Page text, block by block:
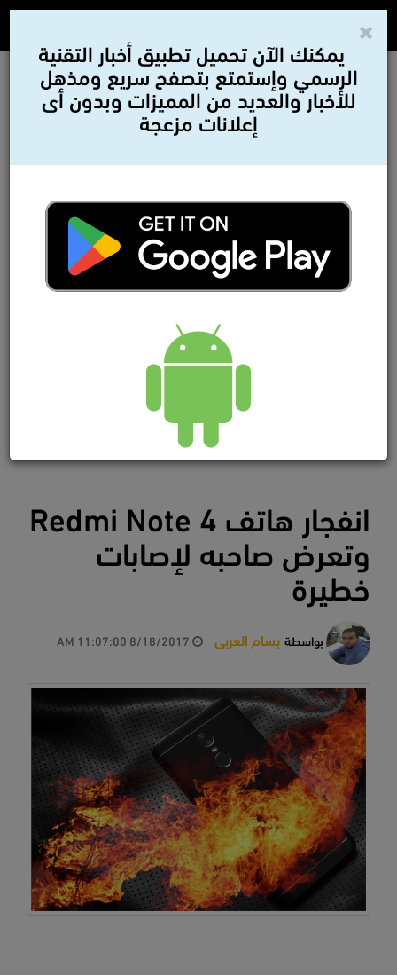
انفجار هاتف Redmi Note 4
وتعرض صاحبه لإصابات
خطيرة
بواسطة بسام العربى
يمكنك الآن تحميل تطبيق أخبار التقنية
الرسمي وإستمتع بتصفح سريع ومذهل
للأخبار والعديد من المميزات وبدون أى
إعلانات مزعجة